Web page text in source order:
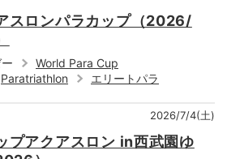
スロンパラカップ（2026/
World Para Cup
Paratriathlon エリートパラ
2026/7/4(土)
プアクアスロン in西武園ゆ